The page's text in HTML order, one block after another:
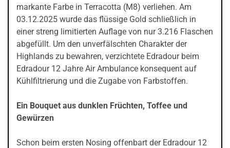
markante Farbe in Terracotta (M8) verliehen. Am
03.12.2025 wurde das flüssige Gold schließlich in
einer streng limitierten Auflage von nur 3.216 Flaschen
abgefüllt. Um den unverfälschten Charakter der
Highlands zu bewahren, verzichtete Edradour beim
Edradour 12 Jahre Air Ambulance konsequent auf
Kühlfiltrierung und die Zugabe von Farbstoffen.
Ein Bouquet aus dunklen Früchten, Toffee und
Gewürzen
Schon beim ersten Nosing offenbart der Edradour 12